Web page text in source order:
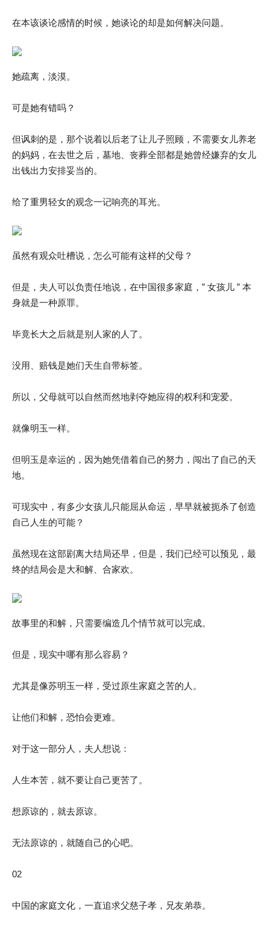
在本该谈论感情的时候，她谈论的却是如何解决问题。
她疏离，淡漠。
可是她有错吗？
但讽刺的是，那个说着以后老了让儿子照顾，不需要女儿养老
的妈妈，在去世之后，墓地、丧葬全部都是她曾经嫌弃的女儿
出钱出力安排妥当的。
给了重男轻女的观念一记响亮的耳光。
虽然有观众吐槽说，怎么可能有这样的父母？
但是，夫人可以负责任地说，在中国很多家庭，” 女孩儿 ” 本
身就是一种原罪。
毕竟长大之后就是别人家的人了。
没用、赔钱是她们天生自带标签。
所以，父母就可以自然而然地剥夺她应得的权利和宠爱。
就像明玉一样。
但明玉是幸运的，因为她凭借着自己的努力，闯出了自己的天
地。
可现实中，有多少女孩儿只能屈从命运，早早就被扼杀了创造
自己人生的可能？
虽然现在这部剧离大结局还早，但是，我们已经可以预见，最
终的结局会是大和解、合家欢。
故事里的和解，只需要编造几个情节就可以完成。
但是，现实中哪有那么容易？
尤其是像苏明玉一样，受过原生家庭之苦的人。
让他们和解，恐怕会更难。
对于这一部分人，夫人想说：
人生本苦，就不要让自己更苦了。
想原谅的，就去原谅。
无法原谅的，就随自己的心吧。
02
中国的家庭文化，一直追求父慈子孝，兄友弟恭。